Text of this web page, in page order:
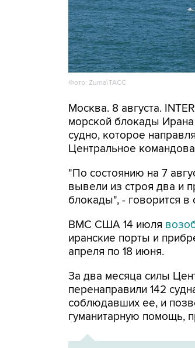
Фото: Zuma\ТАСС
Москва. 8 августа.
морской блокады Ирана
судно, которое
Центральное
"По состоянию на 7
вывели из строя два и
блокады", - говорится
ВМС США 14 июля
иранские порты и
апреля по 18 июня.
За два месяца силы
перенаправили 142
соблюдавших ее, и
гуманитарную помощь,